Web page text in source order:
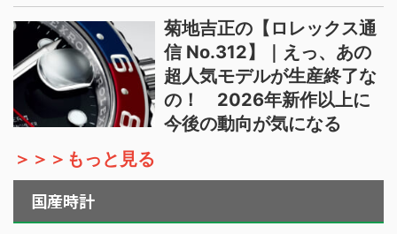
菊地吉正の【ロレックス通
信 No.312】｜えっ、あの
超人気モデルが生産終了な
の！ 2026年新作以上に
今後の動向が気になる
＞＞＞もっと見る
国産時計